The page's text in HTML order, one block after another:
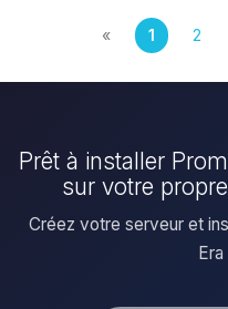
« 1 2
Prêt à installer
sur votre
Créez votre serveur et
Era